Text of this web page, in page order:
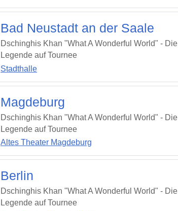
Bad Neustadt an der Saale
Dschinghis Khan "What A Wonderful World" - Die
Legende auf Tournee
Stadthalle
Magdeburg
Dschinghis Khan "What A Wonderful World" - Die
Legende auf Tournee
Altes Theater Magdeburg
Berlin
Dschinghis Khan "What A Wonderful World" - Die
Legende auf Tournee